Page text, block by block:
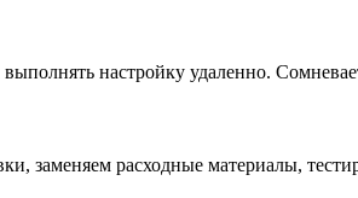
настройку удаленно.
заменяем расходные материалы,